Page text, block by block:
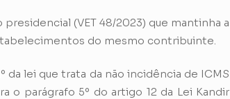
(VET 48/2023) que mantinha a
do mesmo contribuinte.
lei que trata da não incidência de ICMS
o parágrafo 5º do artigo 12 da Lei Kandir